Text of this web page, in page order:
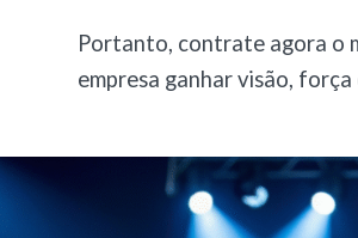
Portanto, contrate agora o
empresa ganhar visão,